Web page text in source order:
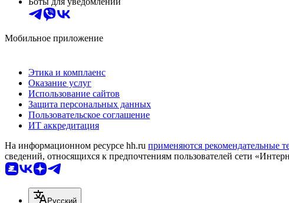
Мобильное приложение
Этика и комплаенс
Оказание услуг
Использование сайтов
Защита персональных данных
Пользовательское соглашение
ИТ аккредитация
На информационном ресурсе hh.ru применяются рекомендательные
сведений, относящихся к предпочтениям пользователей сети
Русский